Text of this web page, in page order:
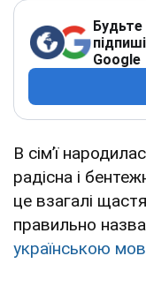
Google
В сім’ї
радісна і
це взагалі
правильно
українською